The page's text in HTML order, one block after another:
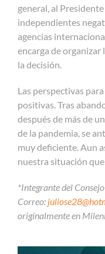
general, al
independientes
agencias
encarga de organizar
la decisión.
Las perspectivas
positivas. Tras
después de más de
de la pandemia, se
muy deficiente. Aun
nuestra situación
*Integrante del
Correo:
originalmente en